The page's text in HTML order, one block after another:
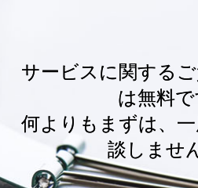
サービスに関する
は無料で
何よりもまずは、
談しませ